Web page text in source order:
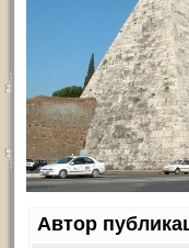
Автор